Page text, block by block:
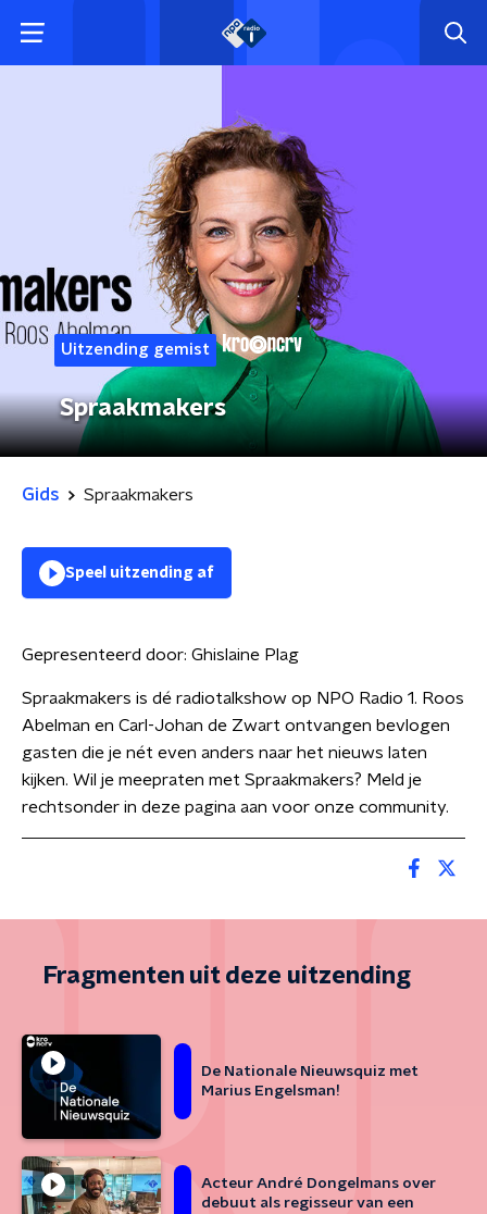
Uitzending gemist
Spraakmakers
Gids Spraakmakers
Speel uitzending af
Gepresenteerd door: Ghislaine Plag
Spraakmakers is dé radiotalkshow op NPO Radio 1. Roos
Abelman en Carl-Johan de Zwart ontvangen bevlogen
gasten die je nét even anders naar het nieuws laten
kijken. Wil je meepraten met Spraakmakers? Meld je
rechtsonder in deze pagina aan voor onze community.
Fragmenten uit deze uitzending
De Nationale Nieuwsquiz met
Marius Engelsman!
Acteur André Dongelmans over
debuut als regisseur van een